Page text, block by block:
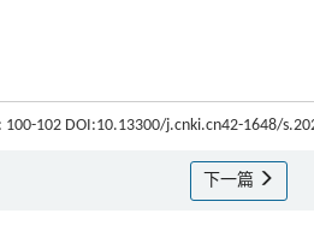
100-102 DOI:10.13300/j.cnki.cn42-1648/
下一篇